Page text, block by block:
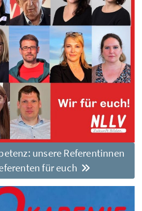
unsere Referentinnen
für euch